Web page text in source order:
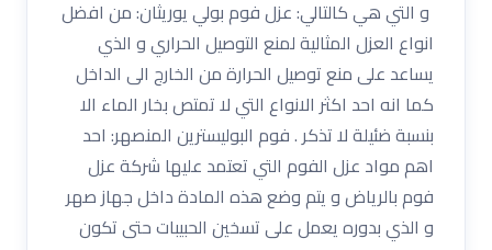
و التي هي كالتالي: عزل فوم بولي يوريثان: من افضل
انواع العزل المثالية لمنع التوصيل الحراري و الذي
يساعد على منع توصيل الحرارة من الخارج الى الداخل
كما انه احد اكثر الانواع التي لا تمتص بخار الماء الا
بنسبة ضئيلة لا تذكر . فوم البوليسترين المنصهر: احد
اهم مواد عزل الفوم التي تعتمد عليها شركة عزل
فوم بالرياض و يتم وضع هذه المادة داخل جهاز صهر
و الذي بدوره يعمل على تسخين الحبيبات حتى تكون